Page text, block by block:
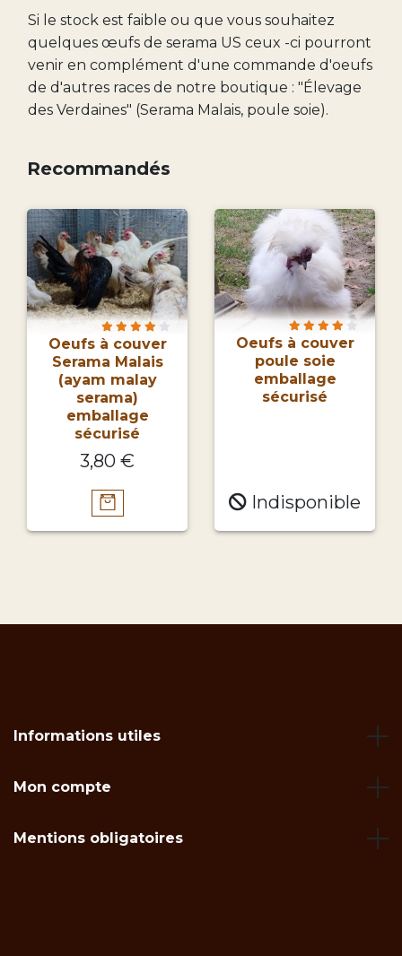
Si le stock est faible ou que vous souhaitez
quelques œufs de serama US ceux -ci pourront
venir en complément d'une commande d'oeufs
de d'autres races de notre boutique : "Élevage
des Verdaines" (Serama Malais, poule soie).
Recommandés
Oeufs à couver
Serama Malais
(ayam malay
serama)
emballage
sécurisé
3,80 €
Oeufs à couver
poule soie
emballage
sécurisé
Indisponible
Informations utiles
Mon compte
Mentions obligatoires